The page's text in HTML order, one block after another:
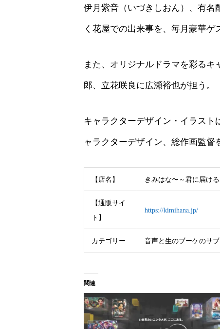
伊月紫音（いづきしおん）、有名
く花屋での出来事を、毎月豪華ゲ
また、オリジナルドラマを彩る
郎、立花咲良に広瀬裕也が担う。
キャラクターデザイン・イラス
ャラクターデザイン、総作画監督
【店名】 きみはな〜～君に届け
【通販サイ
ト】
https://kimihana.jp/
カテゴリー 音声と生のブーケのサ
関連